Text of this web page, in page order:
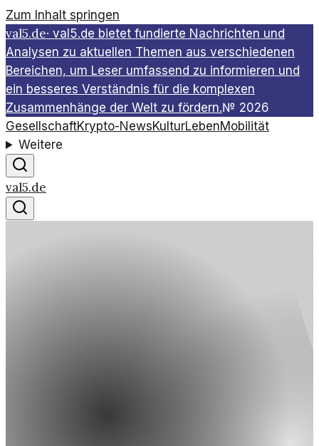
Zum Inhalt springen
val5.de· val5.de bietet fundierte Nachrichten und
Analysen zu aktuellen Themen aus verschiedenen
Bereichen, um Leser umfassend zu informieren und
ein besseres Verständnis für die komplexen
Zusammenhänge der Welt zu fördern.№ 2026
GesellschaftKrypto-NewsKulturLebenMobilität
Weitere
val5.de